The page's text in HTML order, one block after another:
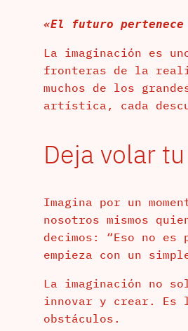
«El futuro pertenece
La imaginación es
fronteras de la
muchos de los
artística, cada
Deja volar
Imagina por un
nosotros mismos
decimos: “Eso no
empieza con un
La imaginación no
innovar y crear. Es
obstáculos.